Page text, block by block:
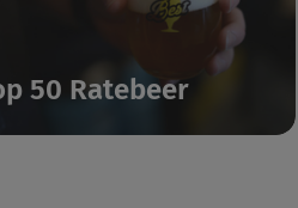
50 Ratebeer